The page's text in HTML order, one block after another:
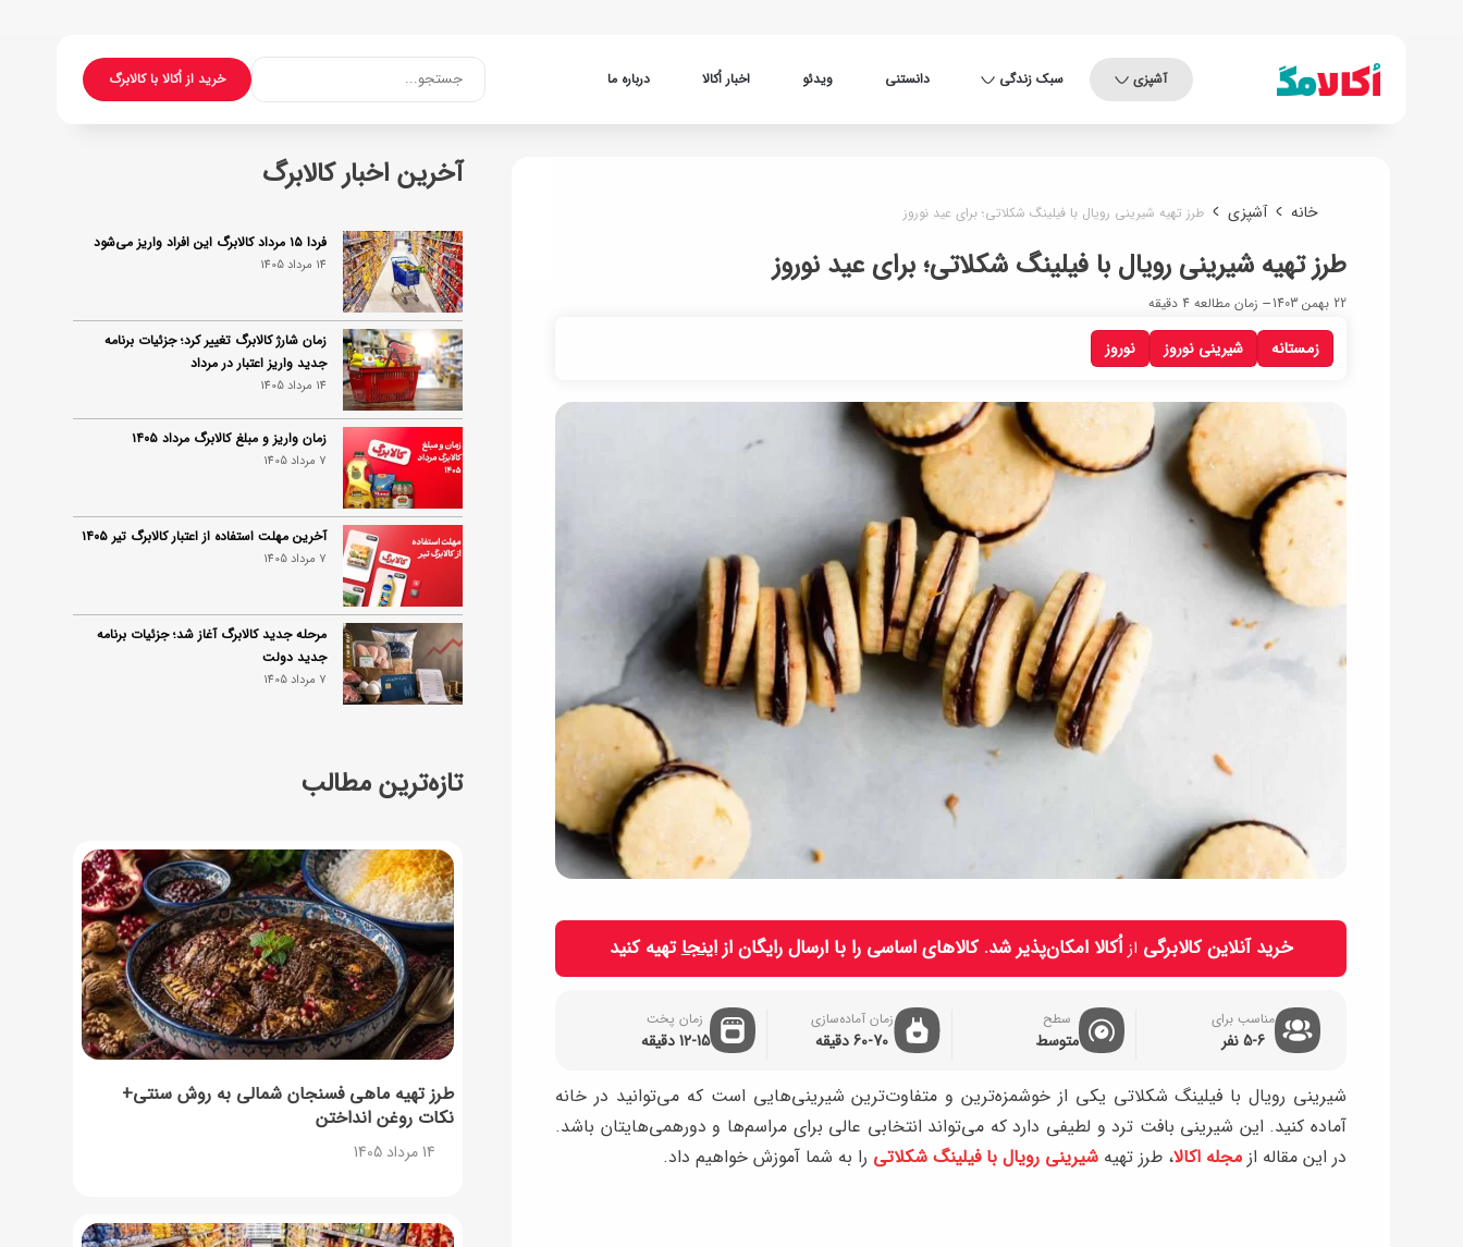
آشپزی سبک زندگی دانستنی ویدئو اخبار اُکالا درباره ما خرید از اُکالا با کالابرگجستجو...
خانه آشپزی طرز تهیه شیرینی رویال با فیلینگ شکلاتی؛ برای عید نوروز
زمستانه شیرینی نوروز نوروز
طرز تهیه شیرینی رویال با فیلینگ شکلاتی؛ برای عید نوروز
22 بهمن 1403 زمان مطالعه 4 دقیقه
خرید آنلاین کالابرگی ازاُکالا امکان‌پذیر شد. کالاهای اساسی را با ارسال رایگان ازاینجاتهیه کنید
مناسب برای
5-6 نفر
سطح
متوسط
زمان آماده‌سازی
60-70 دقیقه
زمان پخت
12-15 دقیقه
شیرینی رویال با فیلینگ شکلاتی یکی از خوشمزه‌ترین و متفاوت‌ترین شیرینی‌هایی است که می‌توانید در خانه
آماده کنید. این شیرینی بافت ترد و لطیفی دارد که می‌تواند انتخابی عالی برای مراسم‌ها و دورهمی‌هایتان باشد.
در این مقاله از مجله اکالا، طرز تهیه شیرینی رویال با فیلینگ شکلاتی را به شما آموزش خواهیم داد.
آخرین اخبار کالابرگ
فردا ۱۵ مرداد کالابرگ این افراد واریز می‌شود
14 مرداد 1405
زمان شارژ کالابرگ تغییر کرد؛ جزئیات برنامه
جدید واریز اعتبار در مرداد
14 مرداد 1405
زمان واریز و مبلغ کالابرگ مرداد ۱۴۰۵
7 مرداد 1405
آخرین مهلت استفاده از اعتبار کالابرگ تیر ۱۴۰۵
7 مرداد 1405
مرحله جدید کالابرگ آغاز شد؛ جزئیات برنامه
جدید دولت
7 مرداد 1405
تازه‌ترین مطالب
طرز تهیه ماهی فسنجان شمالی به روش سنتی+
نکات روغن انداختن
14 مرداد 1405